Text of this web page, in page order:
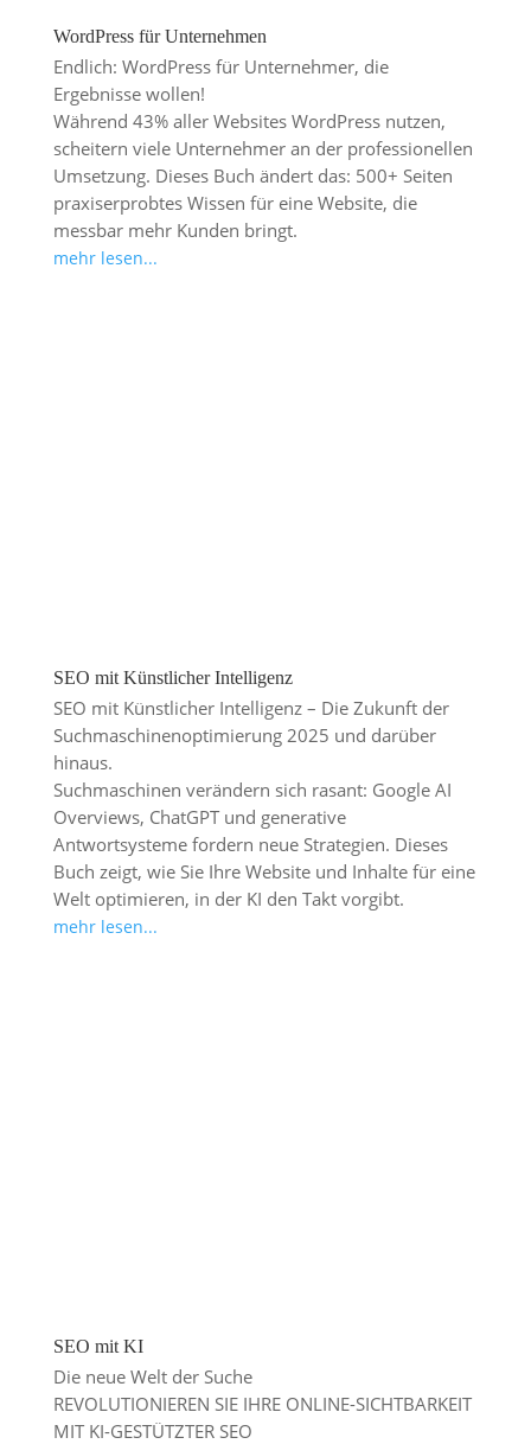
WordPress für Unternehmen
Endlich: WordPress für Unternehmer, die
Ergebnisse wollen!
Während 43% aller Websites WordPress nutzen,
scheitern viele Unternehmer an der professionellen
Umsetzung. Dieses Buch ändert das: 500+ Seiten
praxiserprobtes Wissen für eine Website, die
messbar mehr Kunden bringt.
mehr lesen...
SEO mit Künstlicher Intelligenz
SEO mit Künstlicher Intelligenz – Die Zukunft der
Suchmaschinenoptimierung 2025 und darüber
hinaus.
Suchmaschinen verändern sich rasant: Google AI
Overviews, ChatGPT und generative
Antwortsysteme fordern neue Strategien. Dieses
Buch zeigt, wie Sie Ihre Website und Inhalte für eine
Welt optimieren, in der KI den Takt vorgibt.
mehr lesen...
SEO mit KI
Die neue Welt der Suche
REVOLUTIONIEREN SIE IHRE ONLINE-SICHTBARKEIT
MIT KI-GESTÜTZTER SEO